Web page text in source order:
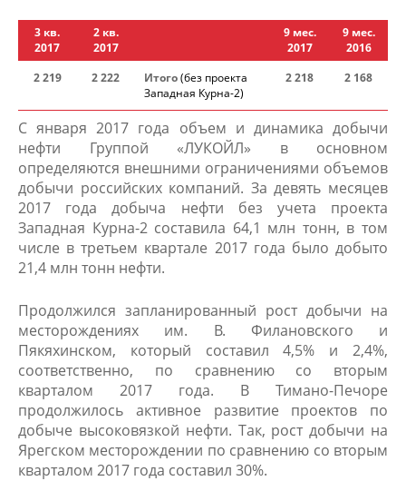
3 кв.
2017
2 кв.
2017
9 мес.
2017
9 мес.
2016
2 219
2 222 Итого(без проекта
Западная Курна-2)
2 218 2 16​8
С января 2017 года объем и динамика добычи
нефти Группой «ЛУКОЙЛ» в основном
определяются внешними ограничениями объемов
добычи российских компаний. За девять месяцев
2017 года добыча нефти без учета проекта
Западная Курна-2 составила 64,1 млн тонн, в том
числе в третьем квартале 2017 года было добыто
21,4 млн тонн нефти.
Продолжился запланированный рост добычи на
месторождениях им. В. Филановского и
Пякяхинском, который составил 4,5% и 2,4%,
соответственно, по сравнению со вторым
кварталом 2017 года. В Тимано-Печоре
продолжилось активное развитие проектов по
добыче высоковязкой нефти. Так, рост добычи на
Ярегском месторождении по сравнению со вторым
кварталом 2017 года составил 30%.